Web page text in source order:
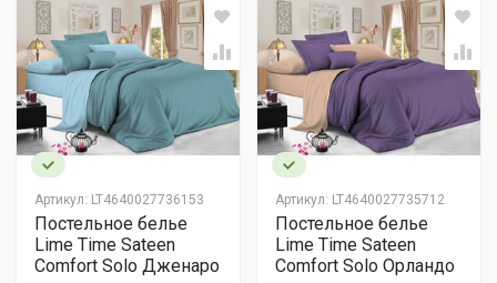
Артикул: LT4640027736153
Постельное белье
Lime Time Sateen
Comfort Solo Дженаро
Артикул: LT4640027735712
Постельное белье
Lime Time Sateen
Comfort Solo Орландо